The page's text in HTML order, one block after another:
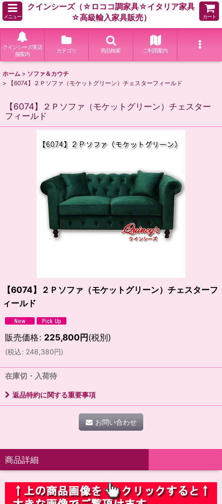
メニュー
クインシーズ（☆ロココ調家具☆イタリア家具
☆高級輸入家具販売）
カート
クインシーズ実店
舗案内
カテゴリ 商品検索 ご利用案内
ホーム > ソファ＆カウチ
>
【6074】２Ｐソファ（モケットグリーン）チェスターフィールド
【6074】２Ｐソファ（モケットグリーン）チェスター
フィールド
【6074】２Ｐソファ（モケットグリーン）チェスターフ
ィールド
販売価格: 225,800円(税別)
(税込: 248,380円)
在庫切・入荷待
返品特約に関する重要事項
お問い合わせ
商品詳細